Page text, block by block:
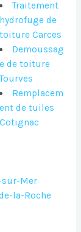
Traitement
hydrofuge de
toiture Carces
Demoussag
e de toiture
Remplacem
ent de tuiles
Cotignac
sur-Mer
la-Roche